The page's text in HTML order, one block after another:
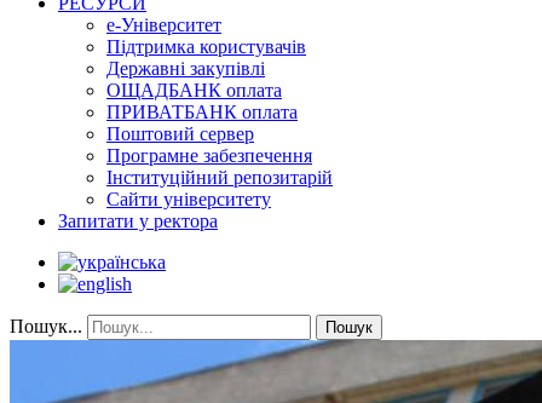
е-Університет
Підтримка користувачів
Державні закупівлі
ОЩАДБАНК оплата
ПРИВАТБАНК оплата
Поштовий сервер
Програмне забезпечення
Інституційний репозитарій
Сайти університету
Запитати у ректора
Пошук... Пошук